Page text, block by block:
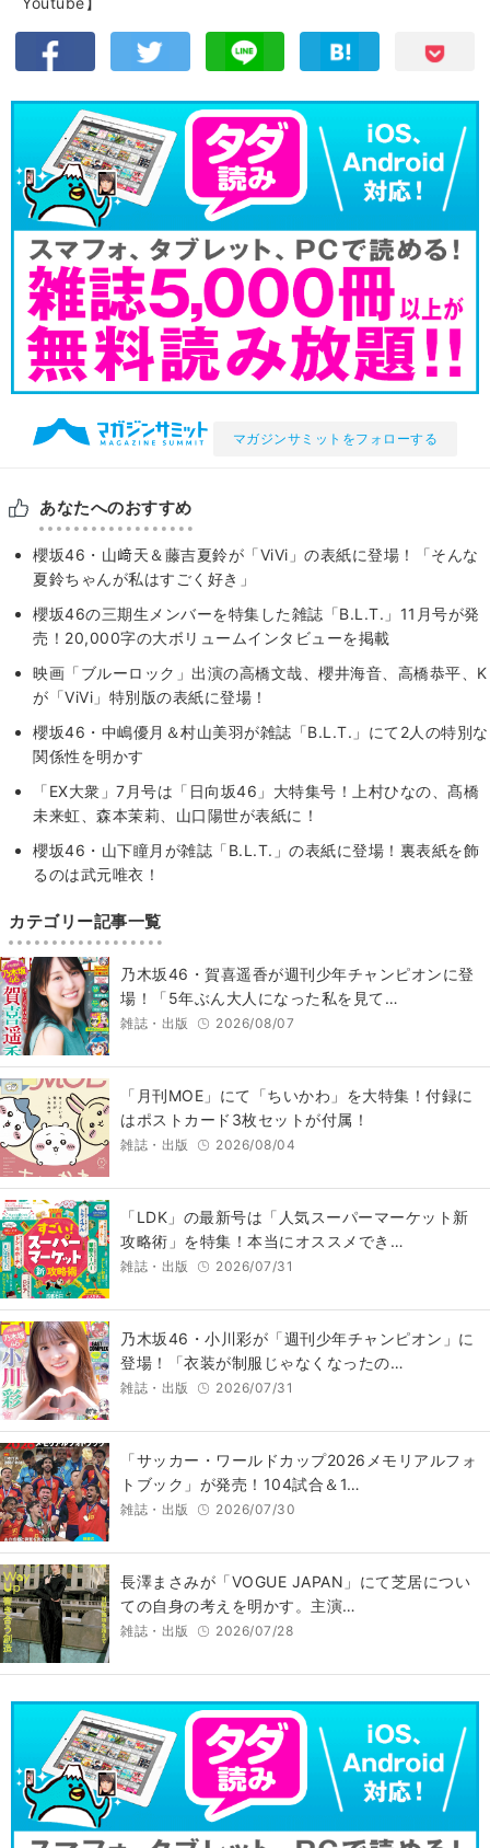
マガジンサミットをフォローする
あなたへのおすすめ
櫻坂46・山﨑天＆藤吉夏鈴が「ViVi」の表紙に登場！「そんな
夏鈴ちゃんが私はすごく好き」
櫻坂46の三期生メンバーを特集した雑誌「B.L.T.」11月号が発
売！20,000字の大ボリュームインタビューを掲載
映画「ブルーロック」出演の高橋文哉、櫻井海音、高橋恭平、K
が「ViVi」特別版の表紙に登場！
櫻坂46・中嶋優月＆村山美羽が雑誌「B.L.T.」にて2人の特別な
関係性を明かす
「EX大衆」7月号は「日向坂46」大特集号！上村ひなの、髙橋
未来虹、森本茉莉、山口陽世が表紙に！
櫻坂46・山下瞳月が雑誌「B.L.T.」の表紙に登場！裏表紙を飾
るのは武元唯衣！
カテゴリー記事一覧
乃木坂46・賀喜遥香が週刊少年チャンピオンに登
場！「5年ぶん大人になった私を見て…
雑誌・出版 2026/08/07
「月刊MOE」にて「ちいかわ」を大特集！付録に
はポストカード3枚セットが付属！
雑誌・出版 2026/08/04
「LDK」の最新号は「人気スーパーマーケット新
攻略術」を特集！本当にオススメでき…
雑誌・出版 2026/07/31
乃木坂46・小川彩が「週刊少年チャンピオン」に
登場！「衣装が制服じゃなくなったの…
雑誌・出版 2026/07/31
「サッカー・ワールドカップ2026メモリアルフォ
トブック」が発売！104試合＆1…
雑誌・出版 2026/07/30
長澤まさみが「VOGUE JAPAN」にて芝居につい
ての自身の考えを明かす。主演…
雑誌・出版 2026/07/28